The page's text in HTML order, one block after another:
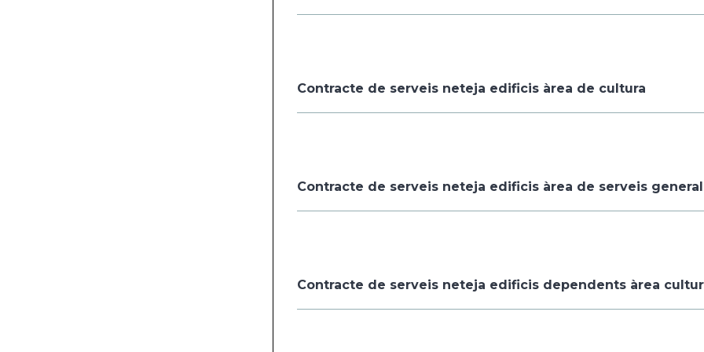
Contracte de serveis neteja edificis àrea de cultura
Contracte de serveis neteja edificis àrea de serveis
Contracte de serveis neteja edificis dependents àrea